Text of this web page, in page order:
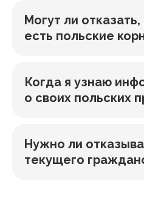
Могут ли
есть польские
Когда я узнаю
о своих польских
Нужно ли
текущего